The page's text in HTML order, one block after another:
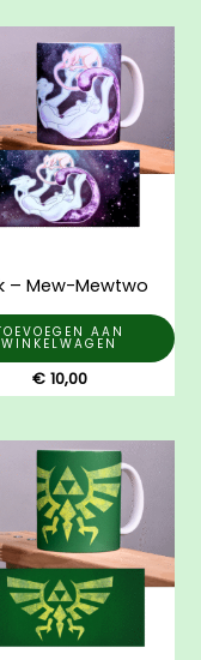
– Mew-Mewtwo
AAN
WINKELWAGEN
€10,00